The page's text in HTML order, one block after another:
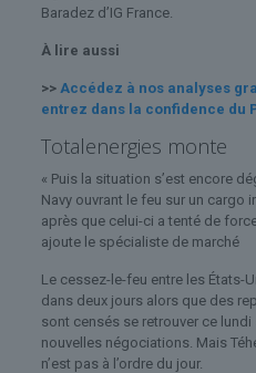
Baradez d’IG France.
À lire aussi
>> Accédez à nos analyses
entrez dans la confidence du
Totalenergies monte
« Puis la situation s’est encore
Navy ouvrant le feu sur un cargo
après que celui-ci a tenté de
ajoute le spécialiste de marché
Le cessez-le-feu entre les États-
dans deux jours alors que des
sont censés se retrouver ce
nouvelles négociations. Mais
n’est pas à l’ordre du jour.